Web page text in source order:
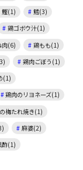
鰹(1)
鱈(3)
鶏ゴボウ汁(1)
肉(6)
鶏もも(1)
鶏肉ごぼう(1)
(1)
鶏肉のリヨネーズ(1)
梅たれ焼き(1)
麻婆(2)
酢(1)